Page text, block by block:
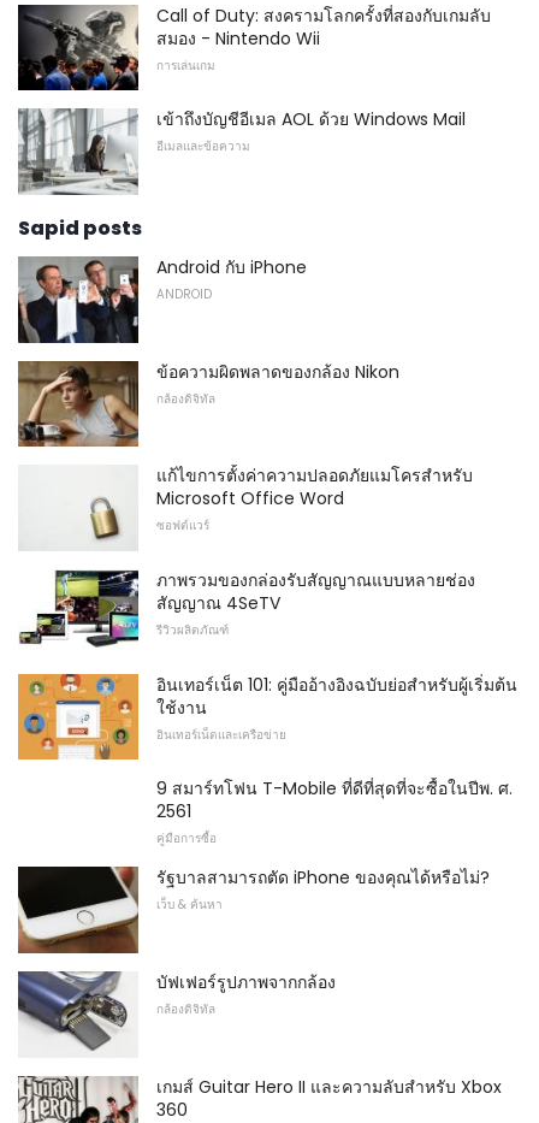
Call of Duty: สงครามโลกครั้งที่สองกับเกมลับ
สมอง - Nintendo Wii
การเล่นเกม
เข้าถึงบัญชีอีเมล AOL ด้วย Windows Mail
อีเมลและข้อความ
Sapid posts
Android กับ iPhone
ANDROID
ข้อความผิดพลาดของกล้อง Nikon
กล้องดิจิทัล
แก้ไขการตั้งค่าความปลอดภัยแมโครสำหรับ
Microsoft Office Word
ซอฟต์แวร์
ภาพรวมของกล่องรับสัญญาณแบบหลายช่อง
สัญญาณ 4SeTV
รีวิวผลิตภัณฑ์
อินเทอร์เน็ต 101: คู่มืออ้างอิงฉบับย่อสำหรับผู้เริ่มต้น
ใช้งาน
อินเทอร์เน็ตและเครือข่าย
9 สมาร์ทโฟน T-Mobile ที่ดีที่สุดที่จะซื้อในปีพ. ศ.
2561
คู่มือการซื้อ
รัฐบาลสามารถตัด iPhone ของคุณได้หรือไม่?
เว็บ & ค้นหา
บัฟเฟอร์รูปภาพจากกล้อง
กล้องดิจิทัล
เกมส์ Guitar Hero II และความลับสำหรับ Xbox
360